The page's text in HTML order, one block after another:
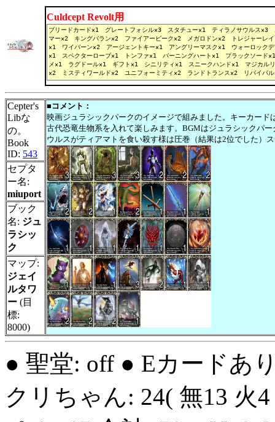
Culdcept Revolt用
Cepter's
Libな
の。
Book
ID: 543
■コメント：
映画ジュラシックパークのイメージで組みました。キーカー
古代恐竜生物系を入れて楽しみます。BGMはジュラシックパ
ウルスがティアマトを食い殺す様は圧巻（結果は2位でした）
セプタ
ー名:
miuport
ブック
名: ジュ
ラシッ
ク
マップ:
ジェイ
ルタワ
ー (目
標:
8000)
● 聖堂: off ● Eカードあ
クリちゃん: 24( 無13 火